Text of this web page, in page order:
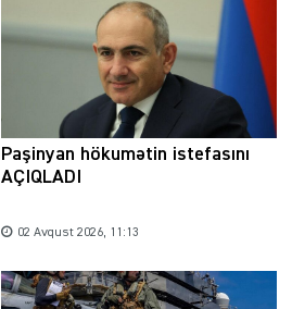
Paşinyan hökumətin istefasını
AÇIQLADI
02 Avqust 2026, 11:13